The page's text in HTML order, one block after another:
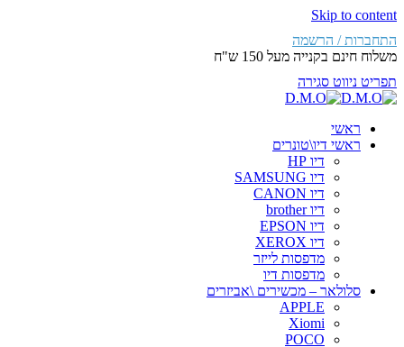
Skip to content
התחברות / הרשמה
משלוח חינם בקנייה מעל 150 ש"ח
תפריט ניווט סגירה
ראשי
ראשי דיו\טונרים
דיו HP
דיו SAMSUNG
דיו CANON
דיו brother
דיו EPSON
דיו XEROX
מדפסות לייזר
מדפסות דיו
סלולאר – מכשירים \אביזרים
APPLE
Xiomi
POCO